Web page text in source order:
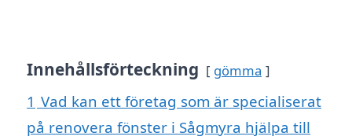
Innehållsförteckning gömma
1 Vad kan ett företag som är specialiserat
på renovera fönster i Sågmyra hjälpa till